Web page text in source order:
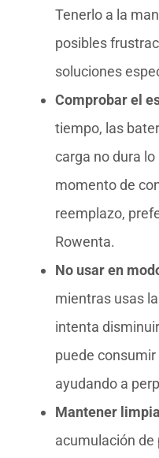
Tenerlo a la
posibles
soluciones
Comprobar el
tiempo, las
carga no dura
momento de
reemplazo,
Rowenta.
No usar en
mientras usas
intenta
puede
ayudando a
Mantener
acumulación de